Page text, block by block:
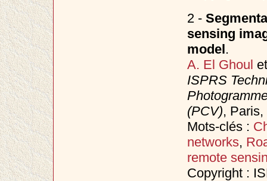
2 -
sensing
model.
A. El Ghoul
ISPRS
(PCV),
Mots-clés :
networks,
remote
Copyright :